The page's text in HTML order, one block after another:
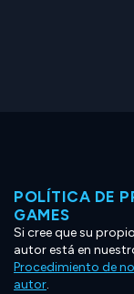
POLÍTICA DE
GAMES
Si cree que su
autor está en
Procedimiento de
autor.